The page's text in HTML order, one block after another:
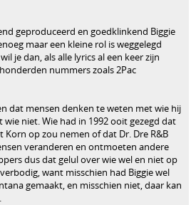
geproduceerd en goedklinkend Biggie
maar een kleine rol is weggelegd
je dan, als alle lyrics al een keer zijn
nummers zoals 2Pac
dat mensen denken te weten met wie hij
niet. Wie had in 1992 ooit gezegd dat
Korn op zou nemen of dat Dr. Dre R&B
veranderen en ontmoeten andere
dus dat gelul over wie wel en niet op
want misschien had Biggie wel
gemaakt, en misschien niet, daar kan